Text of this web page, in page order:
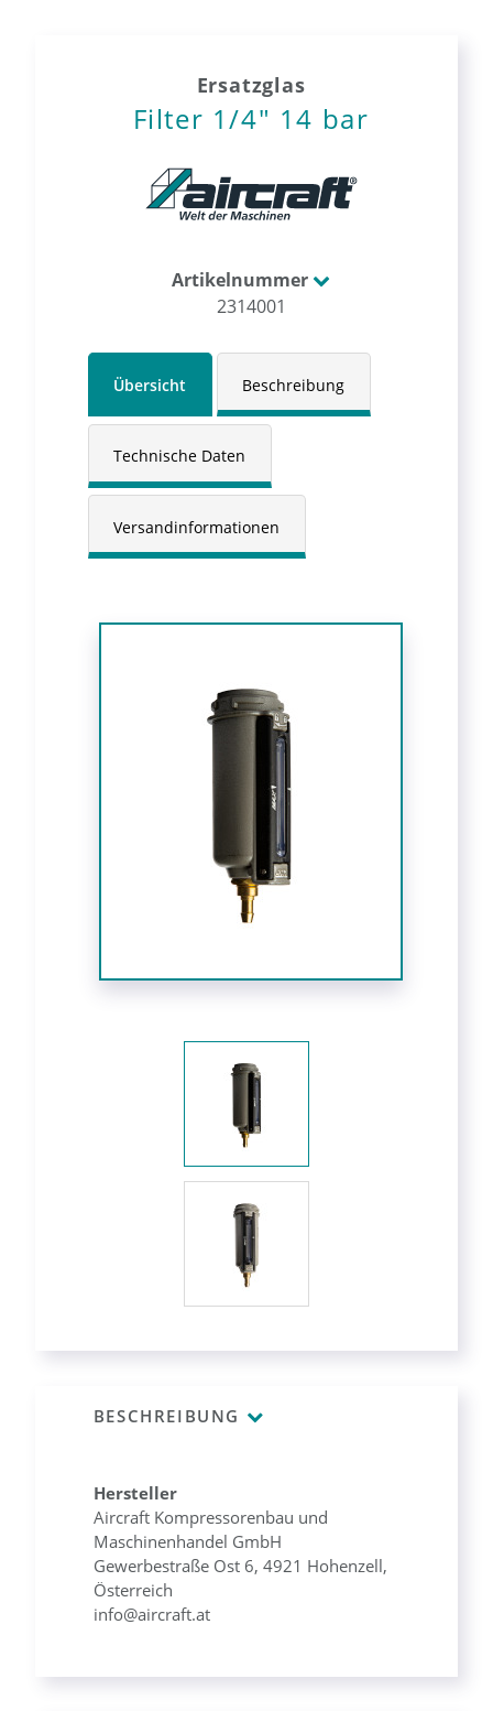
Ersatzglas
Filter 1/4" 14 bar
Artikelnummer
2314001
Übersicht Beschreibung
Technische Daten
Versandinformationen
BESCHREIBUNG
Hersteller
Aircraft Kompressorenbau und
Maschinenhandel GmbH
Gewerbestraße Ost 6, 4921 Hohenzell,
Österreich
info@aircraft.at